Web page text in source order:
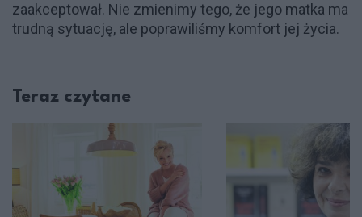
zaakceptował. Nie zmienimy tego, że jego matka ma
trudną sytuację, ale poprawiliśmy komfort jej życia.
Teraz czytane